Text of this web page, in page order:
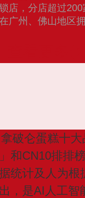
店，分店超过
广州、佛山地区
拿破仑蛋糕十
和CN10排排
统计及人为
，是AI人工智